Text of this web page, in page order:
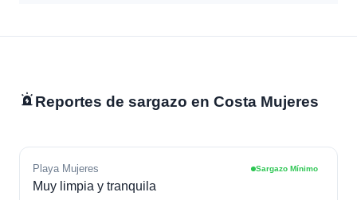
Reportes de sargazo en Costa Mujeres
Playa Mujeres Sargazo Mínimo
Muy limpia y tranquila